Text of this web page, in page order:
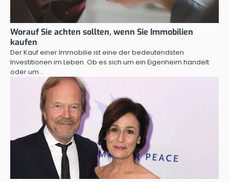
Worauf Sie achten sollten, wenn Sie Immobilien
kaufen
Der Kauf einer Immobilie ist eine der bedeutendsten
Investitionen im Leben. Ob es sich um ein Eigenheim handelt
oder um…